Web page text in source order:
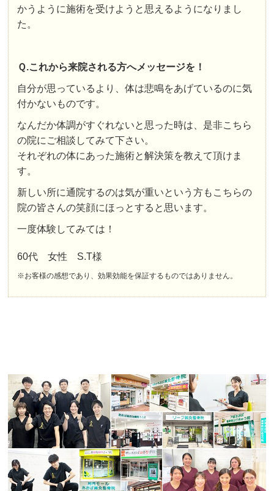
かうように施術を受けようと思えるようになりまし
た。
Ｑ.これから来院される方へメッセージを！
自分が思っているより、体は悲鳴をあげているのに気
付かないものです。
なんだか体調がすぐれないと思った時は、是非こちら
の院にご相談してみて下さい。
それぞれの体にあった施術と解決策を教えて頂けま
す。
新しい所に通院するのは気が重いという方もこちらの
院の皆さんの笑顔にほっとすると思います。
一度体験してみては！
60代 女性 S.T様
※お客様の感想であり、効果効能を保証するものではありません。